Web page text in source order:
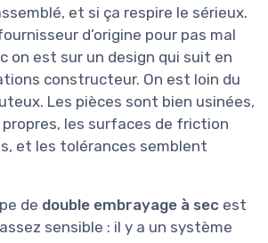
et si ça respire le sérieux.
d’origine pour pas mal
on est sur un design qui suit en
constructeur. On est loin du
Les pièces sont bien usinées,
les surfaces de friction
et les tolérances semblent
de double embrayage à sec est
sensible : il y a un système